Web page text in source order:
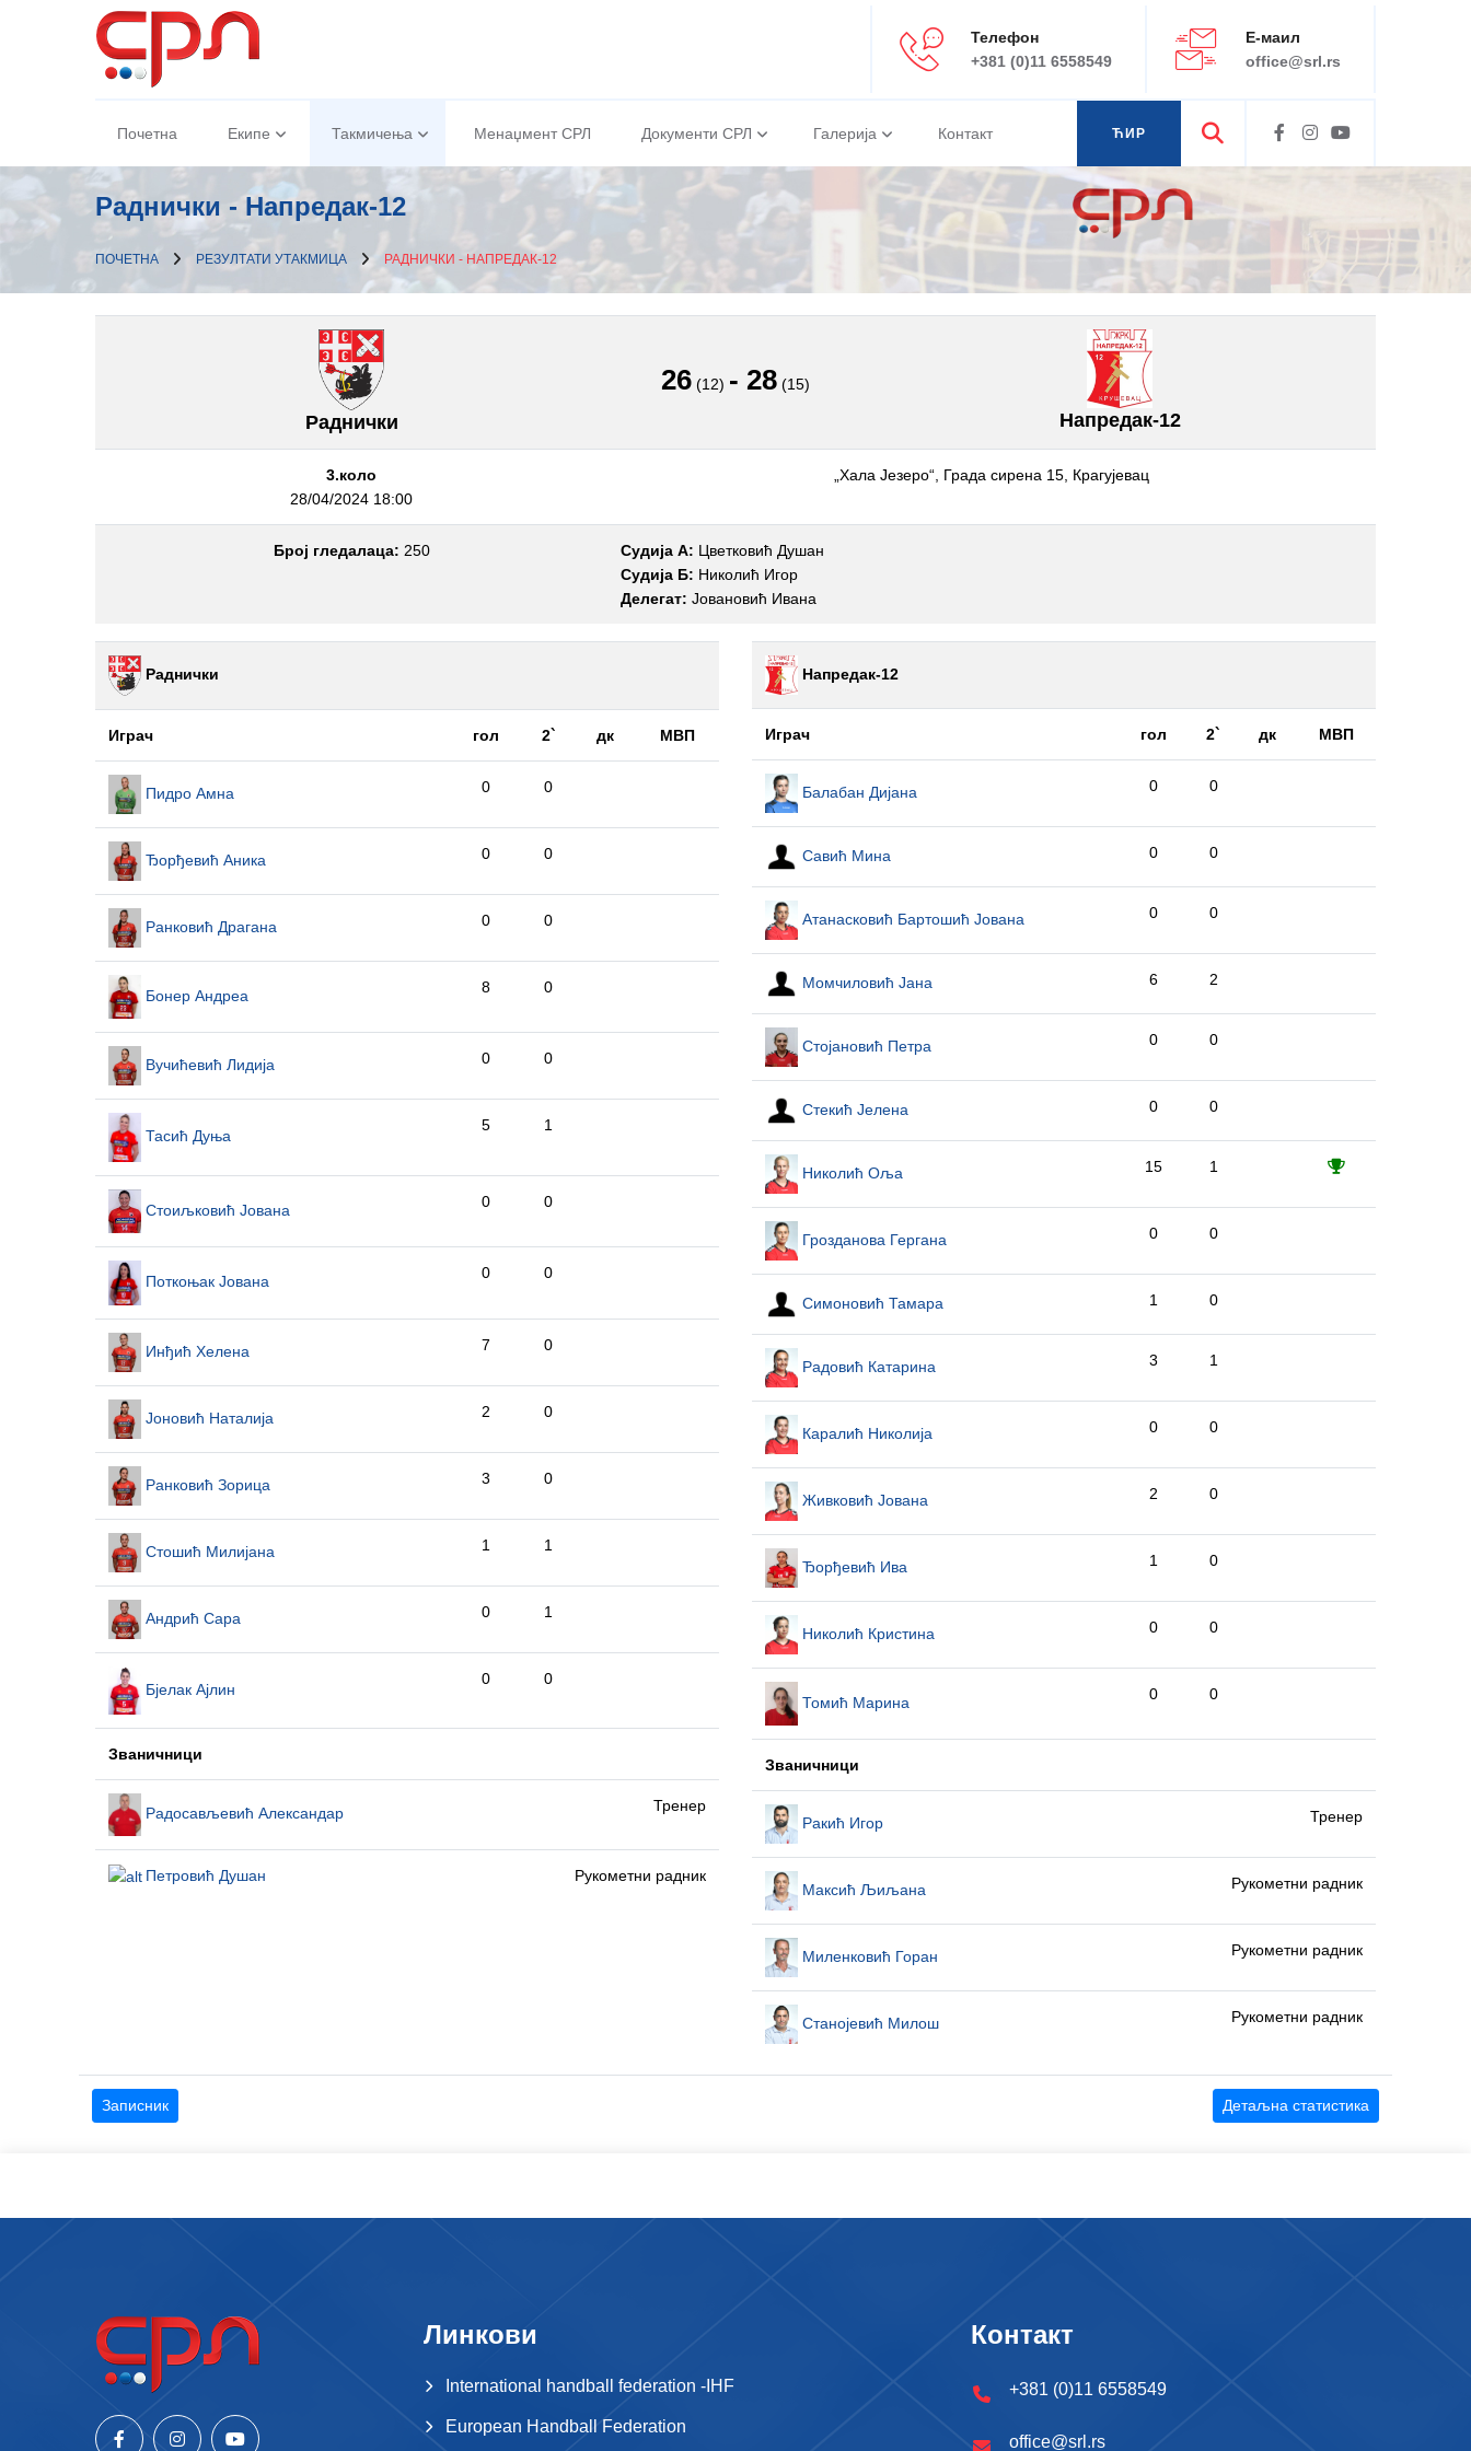
Телефон
+381 (0)11 6558549
Е-маил
office@srl.rs
Почетна Екипе Такмичења Менаџмент СРЛ Документи СРЛ Галерија Контакт
ЋИР
Раднички - Напредак-12
ПОЧЕТНА РЕЗУЛТАТИ УТАКМИЦА РАДНИЧКИ - НАПРЕДАК-12
Раднички
26 (12) - 28 (15)
Напредак-12
3.коло
28/04/2024 18:00
„Хала Језеро“, Града сирена 15, Крагујевац
Број гледалаца: 250 Судија А: Цветковић Душан
Судија Б: Николић Игор
Делегат: Јовановић Ивана
Раднички
Играч гол 2` дк МВП
Пидро Амна 0 0
Ђорђевић Аника 0 0
Ранковић Драгана 0 0
Бонер Андреа 8 0
Вучићевић Лидија 0 0
Тасић Дуња
5 1
Стоиљковић Јована 0 0
Поткоњак Јована
0 0
Инђић Хелена 7 0
Јоновић Наталија 2 0
Ранковић Зорица 3 0
Стошић Милијана 1 1
Андрић Сара 0 1
Бјелак Ајлин
0 0
Званичници
Радосављевић Александар Тренер
Петровић Душан Рукометни радник
Напредак-12
Играч гол 2` дк МВП
Балабан Дијана 0 0
Савић Мина 0 0
Атанасковић Бартошић Јована 0 0
Момчиловић Јана 6 2
Стојановић Петра 0 0
Стекић Јелена 0 0
Николић Оља 15 1
Грозданова Гергана 0 0
Симоновић Тамара 1 0
Радовић Катарина 3 1
Каралић Николија 0 0
Живковић Јована 2 0
Ђорђевић Ива 1 0
Николић Кристина 0 0
Томић Марина 0 0
Званичници
Ракић Игор Тренер
Максић Љиљана Рукометни радник
Миленковић Горан Рукометни радник
Станојевић Милош Рукометни радник
Записник Детаљна статистика
Линкови
International handball federation -IHF
European Handball Federation
Контакт
+381 (0)11 6558549
office@srl.rs